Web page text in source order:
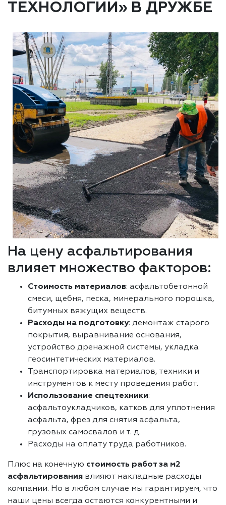
ТЕХНОЛОГИИ» В ДРУЖБЕ
На цену асфальтирования
влияет множество факторов:
Стоимость материалов: асфальтобетонной
смеси, щебня, песка, минерального порошка,
битумных вяжущих веществ.
Расходы на подготовку: демонтаж старого
покрытия, выравнивание основания,
устройство дренажной системы, укладка
геосинтетических материалов.
Транспортировка материалов, техники и
инструментов к месту проведения работ.
Использование спецтехники:
асфальтоукладчиков, катков для уплотнения
асфальта, фрез для снятия асфальта,
грузовых самосвалов и т. д.
Расходы на оплату труда работников.
Плюс на конечную стоимость работ за м2
асфальтирования влияют накладные расходы
компании. Но в любом случае мы гарантируем, что
наши цены всегда остаются конкурентными и